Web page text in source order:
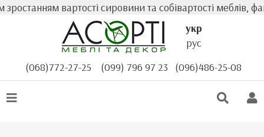
вартості сировини та собівартості меблів,
укр
рус
(068)772-27-25
(099) 796 97 23 (096)486-25-08